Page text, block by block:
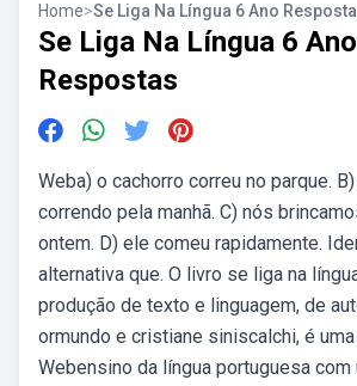
Home>Se Liga Na Língua 6 Ano
Se Liga Na Língua 6 Ano
Respostas
Weba) o cachorro correu no parque.
correndo pela manhã. C) nós
ontem. D) ele comeu rapidamente.
alternativa que. O livro se liga na
produção de texto e linguagem, de
ormundo e cristiane siniscalchi, é
Webensino da língua portuguesa com